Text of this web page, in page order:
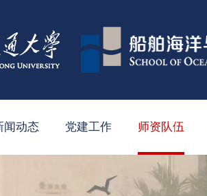
闻动态 党建工作 师资队伍